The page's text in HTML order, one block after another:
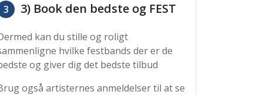
3 3) Book den bedste og FEST
kan du stille og roligt
hvilke festbands der er de
og giver dig det bedste tilbud
også artisternes anmeldelser til at se